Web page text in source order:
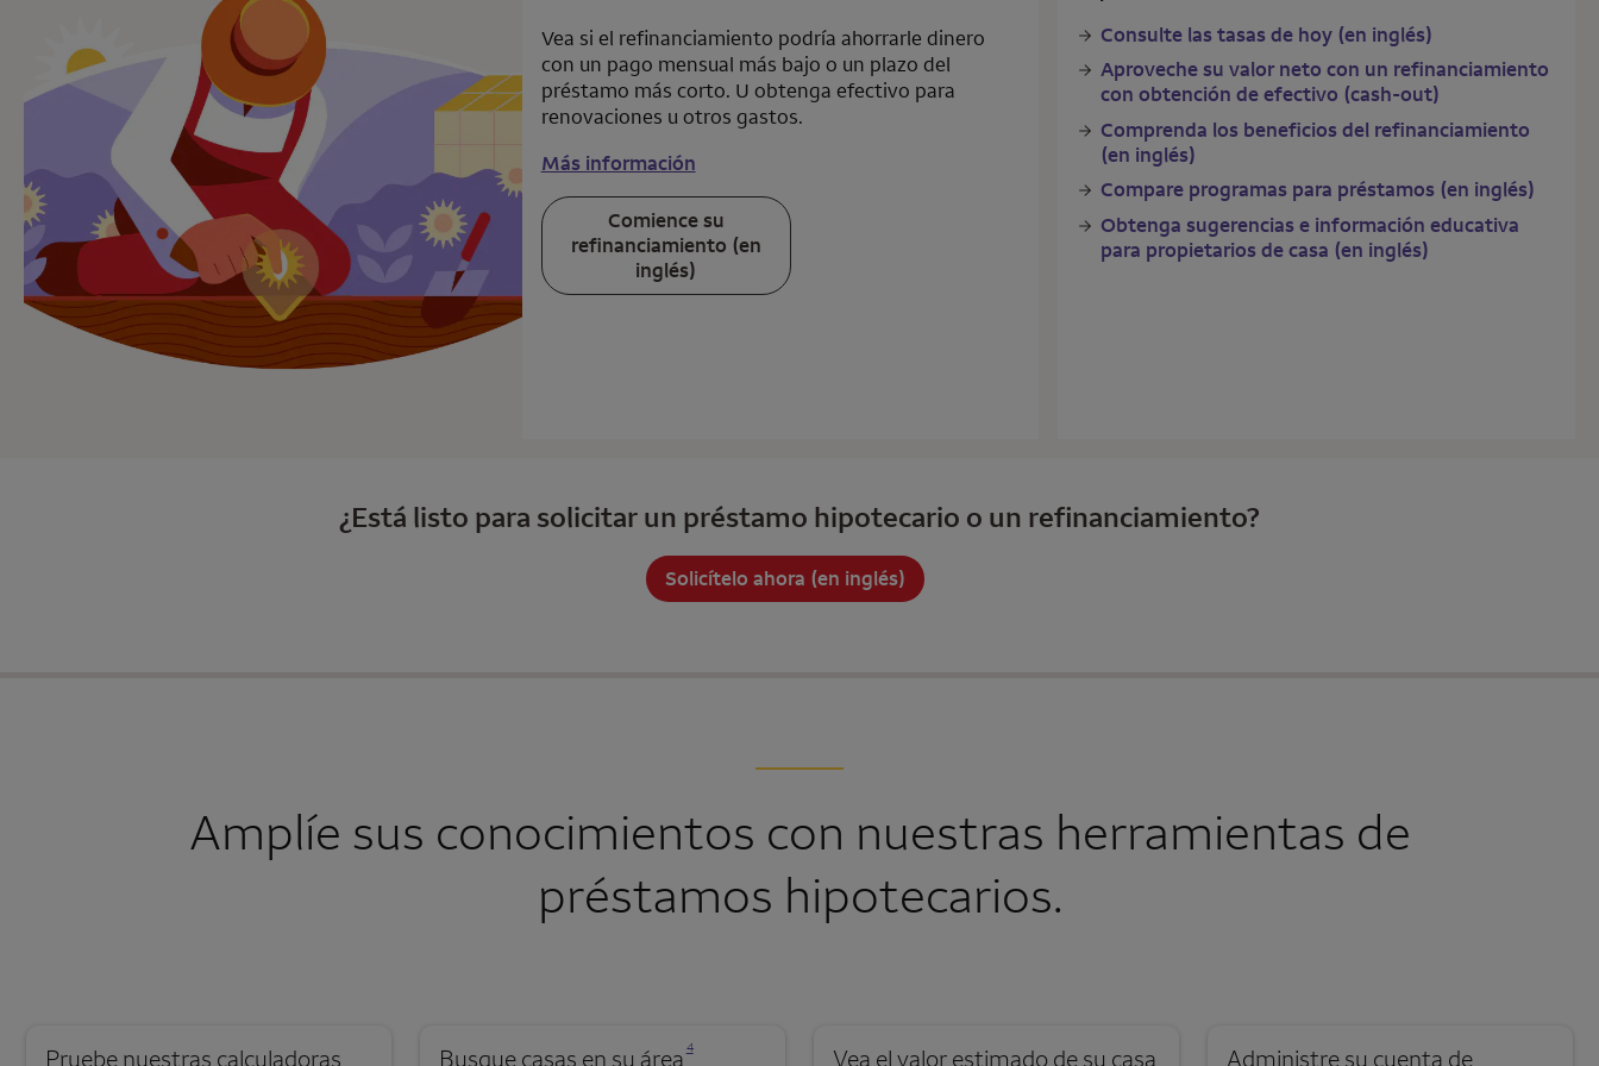
Vea si el refinanciamiento podría ahorrarle dinero
con un pago mensual más bajo o un plazo del
préstamo más corto. U obtenga efectivo para
renovaciones u otros gastos.
Más información
Comience su
refinanciamiento (en
inglés)
Consulte las tasas de hoy (en inglés)
Aproveche su valor neto con un refinanciamiento
con obtención de efectivo (cash-out)
Comprenda los beneficios del refinanciamiento
(en inglés)
Compare programas para préstamos (en inglés)
Obtenga sugerencias e información educativa
para propietarios de casa (en inglés)
¿Está listo para solicitar un préstamo hipotecario o un refinanciamiento?
Solicítelo ahora (en inglés)
Amplíe sus conocimientos con nuestras herramientas de
préstamos hipotecarios.
Pruebe nuestras calculadoras Busque casas en su área 4
Vea el valor estimado de su casa Administre su cuenta de